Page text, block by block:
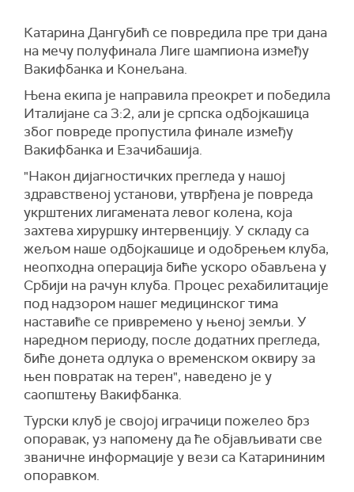
Катарина Дангубић се повредила пре три дана
на мечу полуфинала Лиге шампиона између
Вакифбанка и Конељана.
Њена екипа је направила преокрет и победила
Италијане са 3:2, али је српска одбојкашица
због повреде пропустила финале између
Вакифбанка и Езачибашија.
"Након дијагностичких прегледа у нашој
здравственој установи, утврђена је повреда
укрштених лигамената левог колена, која
захтева хируршку интервенцију. У складу са
жељом наше одбојкашице и одобрењем клуба,
неопходна операција биће ускоро обављена у
Србији на рачун клуба. Процес рехабилитације
под надзором нашег медицинског тима
наставиће се привремено у њеној земљи. У
наредном периоду, после додатних прегледа,
биће донета одлука о временском оквиру за
њен повратак на терен", наведено је у
саопштењу Вакифбанка.
Турски клуб је својој играчици пожелео брз
опоравак, уз напомену да ће објављивати све
званичне информације у вези са Катарининим
опоравком.